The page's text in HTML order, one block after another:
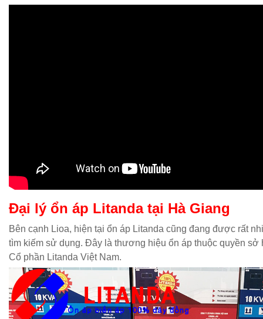
Đại lý ổn áp Litanda tại Hà Giang
Bên cạnh Lioa, hiện tại ổn áp Litanda cũng đang được rất
tìm kiếm sử dụng. Đây là thương hiệu ổn áp thuộc quyền sở
Cổ phần Litanda Việt Nam.